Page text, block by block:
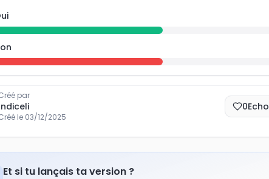
par
le 03/12/2025
0Echo
Et si tu lançais ta version ?